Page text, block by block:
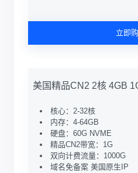
立即
美国精品CN2 2核 4GB
核心：2-32核
内存：4-64GB
硬盘：60G NVME
精品CN2带宽：1G
双向计费流量：1000G
域名免备案 美国原生IP